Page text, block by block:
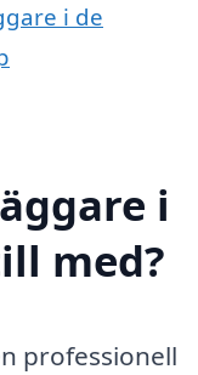
i de
i
med?
professionell